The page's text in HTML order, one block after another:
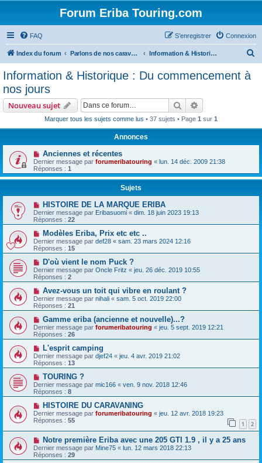
Forum Eriba Touring.com
FAQ Connexion
S’enregistrer
Index du forum Parlons de nos caravanes (anciennes et récentes) Information & Historique : Du commencement à nos jours
r
Information & Historique : Du commencement à
nos jours
Nouveau sujet Rechercher
Marquer tous les sujets comme lus • 37 sujets • Page 1 sur 1
Annonces
Anciennes et récentes
Dernier message par forumeribatouring « lun. 14 déc. 2009 21:38
Réponses : 1
Sujets
HISTOIRE DE LA MARQUE ERIBA
Dernier message par Eribasuomi « dim. 18 juin 2023 19:13
Réponses : 22
Modèles Eriba, Prix etc etc ..
Dernier message par def28 « sam. 23 mars 2024 12:16
Réponses : 15
D'où vient le nom Puck ?
Dernier message par Oncle Fritz « jeu. 26 déc. 2019 10:55
Réponses : 2
Avez-vous un toit qui vibre en roulant ?
Dernier message par nihali « sam. 5 oct. 2019 22:00
Réponses : 21
Gamme eriba (ancienne et nouvelle)...?
Dernier message par forumeribatouring « jeu. 5 sept. 2019 12:21
Réponses : 26
L'esprit camping
Dernier message par djef24 « jeu. 4 avr. 2019 21:02
Réponses : 13
TOURING ?
Dernier message par mic166 « ven. 9 nov. 2018 12:46
Réponses : 8
HISTOIRE DU CARAVANING
Dernier message par forumeribatouring « jeu. 12 avr. 2018 19:23
Réponses : 55 1 2
Notre première Eriba avec une 205 GTI 1.9 , il y a 25 ans
Dernier message par Mine75 « lun. 12 mars 2018 22:13
Réponses : 29